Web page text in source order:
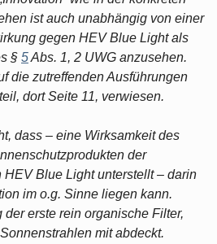
ist auch unabhängig von einer
gegen HEV Blue Light als
§ 5Abs. 1, 2 UWG anzusehen.
die zutreffenden Ausführungen
dort Seite 11, verwiesen.
dass – eine Wirksamkeit des
der
Blue Light unterstellt – darin
im o.g. Sinne liegen kann.
erste rein organische Filter,
mit abdeckt.